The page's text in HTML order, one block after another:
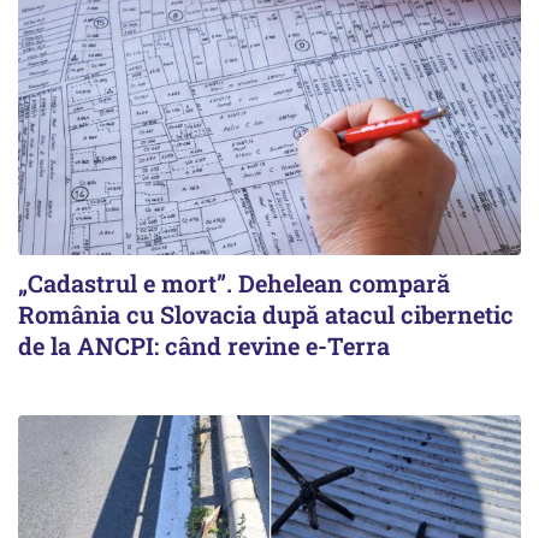
„Cadastrul e mort”. Dehelean compară
România cu Slovacia după atacul cibernetic
de la ANCPI: când revine e-Terra